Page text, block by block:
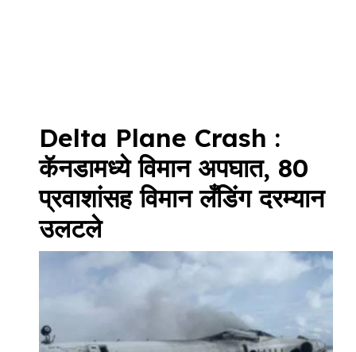
Delta Plane Crash :
कॅनडामध्ये विमान अपघात, 80
प्रवाशांसह विमान लँडिंग दरम्यान
उलटले